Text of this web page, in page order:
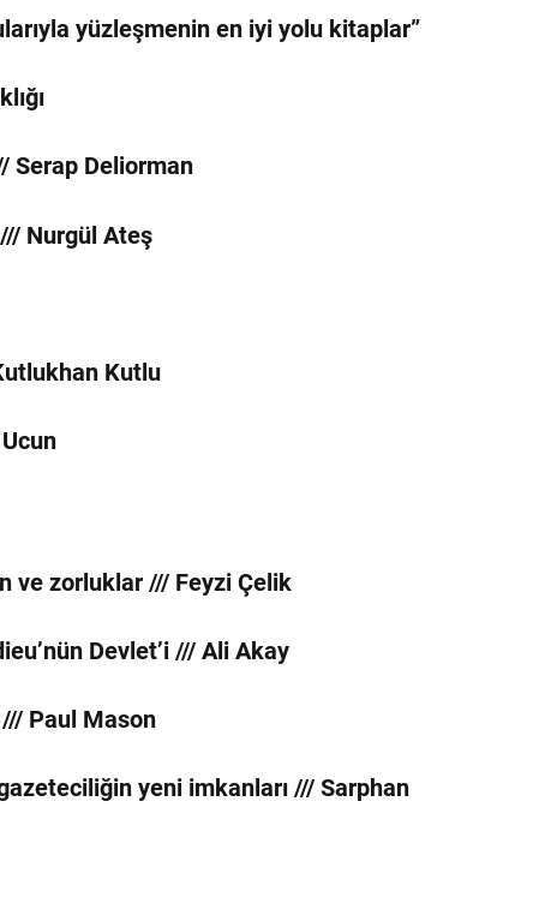
yüzleşmenin en iyi yolu kitaplar”
Serap Deliorman
Nurgül Ateş
Kutlu
ve zorluklar /// Feyzi Çelik
Devlet’i /// Ali Akay
Paul Mason
yeni imkanları /// Sarphan